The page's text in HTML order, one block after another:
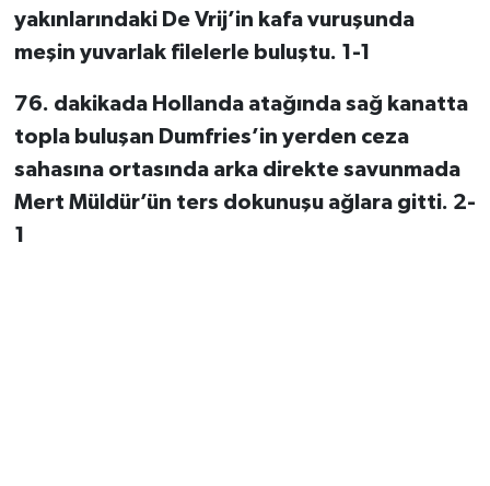
yakınlarındaki De Vrij’in kafa vuruşunda
meşin yuvarlak filelerle buluştu. 1-1
76. dakikada Hollanda atağında sağ kanatta
topla buluşan Dumfries’in yerden ceza
sahasına ortasında arka direkte savunmada
Mert Müldür’ün ters dokunuşu ağlara gitti. 2-
1